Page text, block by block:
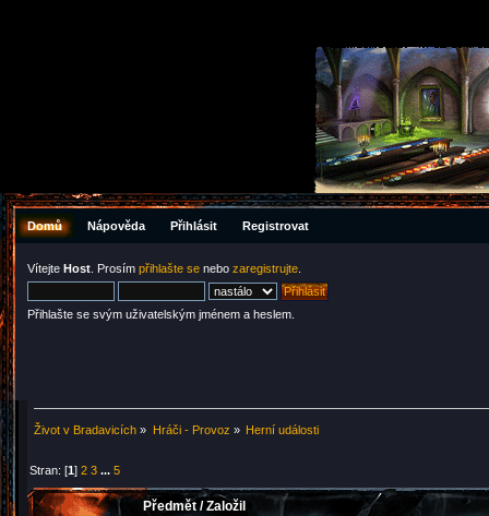
Domů Nápověda Přihlásit Registrovat
Vítejte Host . Prosím přihlašte se nebo zaregistrujte
Přihlašte se svým uživatelským jménem a heslem.
Život v Bradavicích » Hráči - Provoz » Herní události
Stran: [1]2 3 ...5
Předmět /Založil